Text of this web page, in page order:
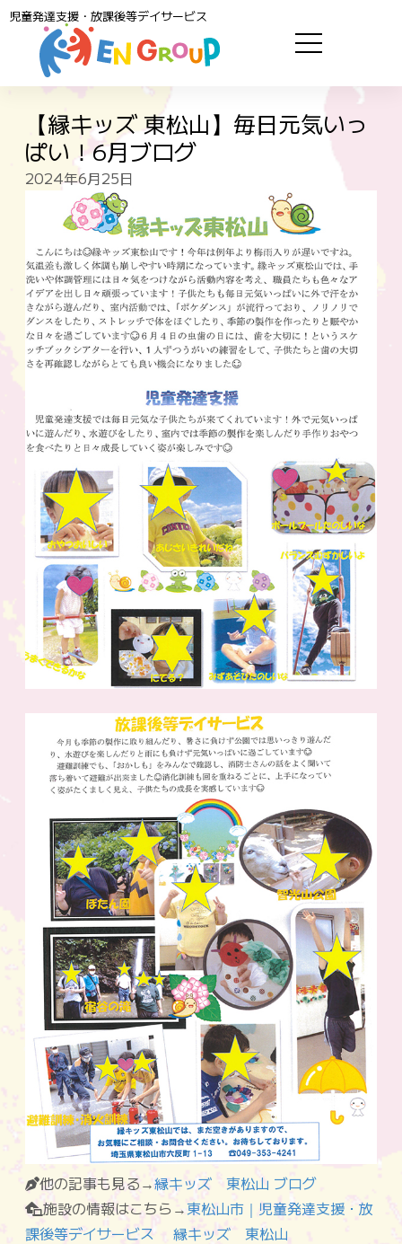
児童発達支援・放課後等デイサービス
【縁キッズ 東松山】毎日元気いっ
ぱい！6月ブログ
2024年6月25日
他の記事も見る→縁キッズ 東松山 ブログ
施設の情報はこちら→東松山市｜児童発達支援・放
課後等デイサービス 縁キッズ 東松山